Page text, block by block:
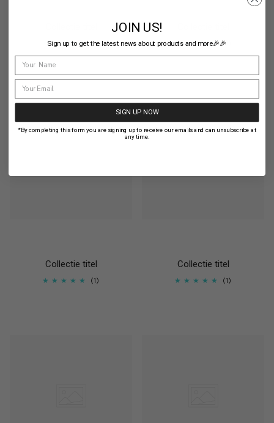
1
Collectie titel
1
Collectie titel
1
JOIN US!
Sign up to get the latest news about products and more🎉🎉
SIGN UP NOW
*By completing this form you are signing up to receive our emails and can unsubscribe at
any time.